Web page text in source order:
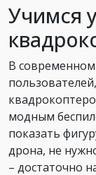
Статьи
Учимся
В
модным
показать
дрона, не
– достаточно